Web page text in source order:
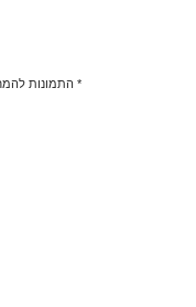
* התמונות